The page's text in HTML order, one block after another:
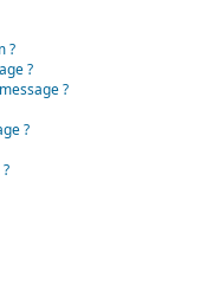
?
?
?
?